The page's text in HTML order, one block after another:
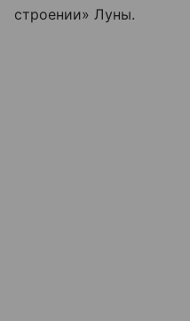
строении» Луны.